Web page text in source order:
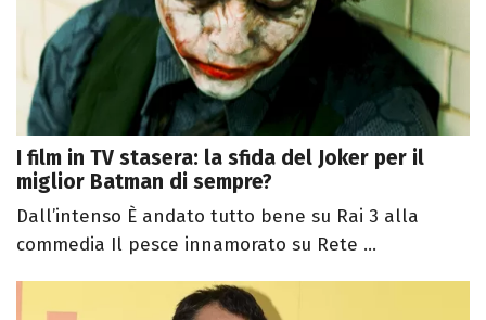
I film in TV stasera: la sfida del Joker per il
miglior Batman di sempre?
Dall’intenso È andato tutto bene su Rai 3 alla
commedia Il pesce innamorato su Rete ...